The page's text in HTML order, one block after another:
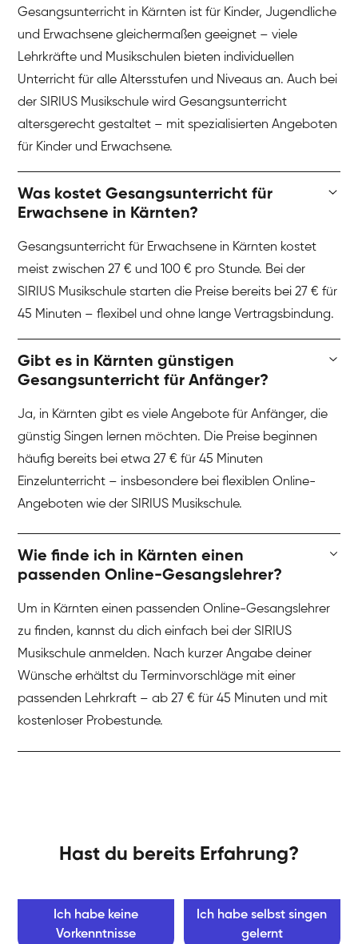
Gesangsunterricht in Kärnten ist für Kinder, Jugendliche
und Erwachsene gleichermaßen geeignet – viele
Lehrkräfte und Musikschulen bieten individuellen
Unterricht für alle Altersstufen und Niveaus an. Auch bei
der SIRIUS Musikschule wird Gesangsunterricht
altersgerecht gestaltet – mit spezialisierten Angeboten
für Kinder und Erwachsene.
Was kostet Gesangsunterricht für
Erwachsene in Kärnten?
Gesangsunterricht für Erwachsene in Kärnten kostet
meist zwischen 27 € und 100 € pro Stunde. Bei der
SIRIUS Musikschule starten die Preise bereits bei 27 € für
45 Minuten – flexibel und ohne lange Vertragsbindung.
Gibt es in Kärnten günstigen
Gesangsunterricht für Anfänger?
Ja, in Kärnten gibt es viele Angebote für Anfänger, die
günstig Singen lernen möchten. Die Preise beginnen
häufig bereits bei etwa 27 € für 45 Minuten
Einzelunterricht – insbesondere bei flexiblen Online-
Angeboten wie der SIRIUS Musikschule.
Wie finde ich in Kärnten einen
passenden Online-Gesangslehrer?
Um in Kärnten einen passenden Online-Gesangslehrer
zu finden, kannst du dich einfach bei der SIRIUS
Musikschule anmelden. Nach kurzer Angabe deiner
Wünsche erhältst du Terminvorschläge mit einer
passenden Lehrkraft – ab 27 € für 45 Minuten und mit
kostenloser Probestunde.
Hast du bereits Erfahrung?
Ich habe keine
Vorkenntnisse
Ich habe selbst singen
gelernt